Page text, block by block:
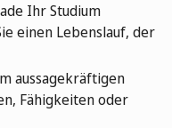
Ihr Studium
einen Lebenslauf, der
aussagekräftigen
Fähigkeiten oder